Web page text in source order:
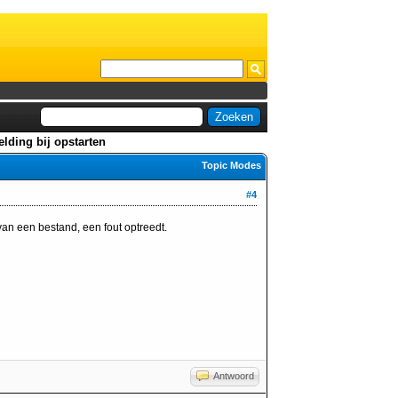
bij opstarten
Topic Modes
#4
een bestand, een fout optreedt.
Antwoord